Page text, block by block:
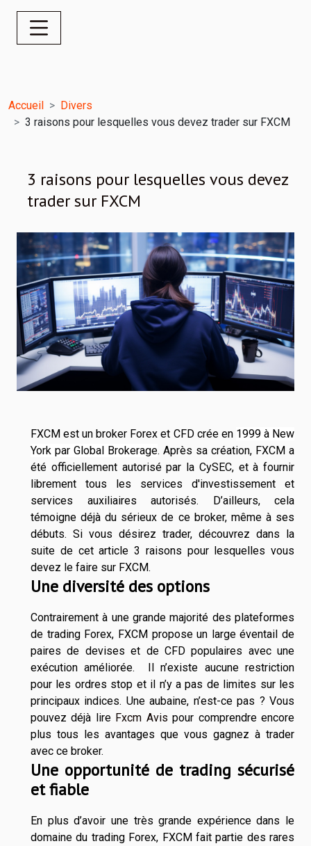
Accueil
Divers
3 raisons pour lesquelles vous devez trader sur FXCM
3 raisons pour lesquelles vous devez
trader sur FXCM
FXCM est un broker Forex et CFD crée en 1999 à New
York par Global Brokerage. Après sa création, FXCM a
été officiellement autorisé par la CySEC, et à fournir
librement tous les services d'investissement et
services auxiliaires autorisés. D’ailleurs, cela
témoigne déjà du sérieux de ce broker, même à ses
débuts. Si vous désirez trader, découvrez dans la
suite de cet article 3 raisons pour lesquelles vous
devez le faire sur FXCM.
Une diversité des options
Contrairement à une grande majorité des plateformes
de trading Forex, FXCM propose un large éventail de
paires de devises et de CFD populaires avec une
exécution améliorée. Il n’existe aucune restriction
pour les ordres stop et il n’y a pas de limites sur les
principaux indices. Une aubaine, n’est-ce pas ? Vous
pouvez déjà lire Fxcm Avis pour comprendre encore
plus tous les avantages que vous gagnez à trader
avec ce broker.
Une opportunité de trading sécurisé
et fiable
En plus d’avoir une très grande expérience dans le
domaine du trading Forex, FXCM fait partie des rares